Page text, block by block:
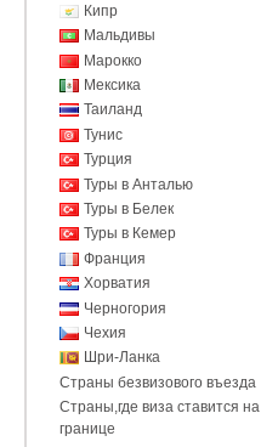
Кипр
Мальдивы
Марокко
Мексика
Таиланд
Тунис
Турция
Туры в Анталью
Туры в Белек
Туры в Кемер
Франция
Хорватия
Черногория
Чехия
Шри-Ланка
Страны безвизового въезда
Страны,где виза ставится на
границе